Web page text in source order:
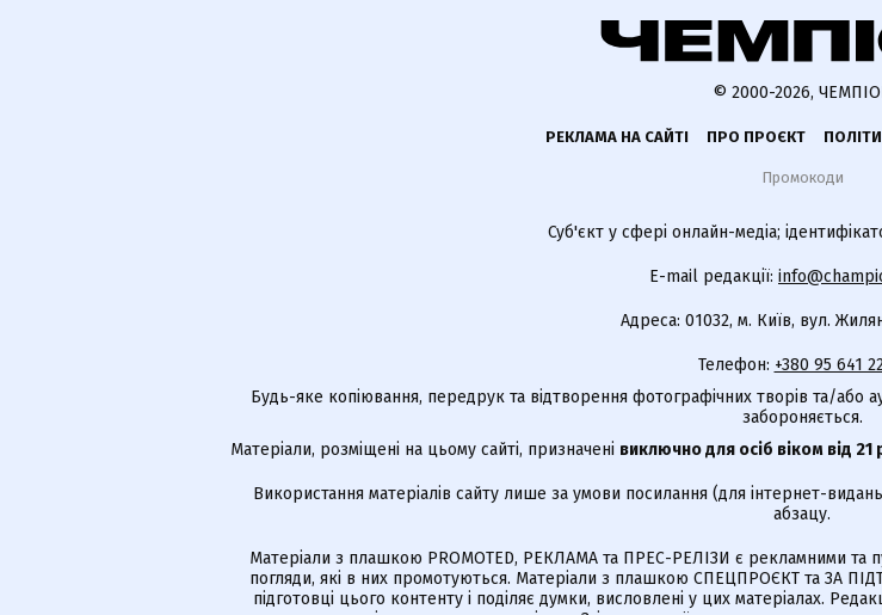
© 2000-2026,
РЕКЛАМА НА САЙТІ ПРО ПРОЄКТ
Промокоди
Суб'єкт у сфері онлайн-медіа;
E-mail редакції:
Адреса: 01032, м. Київ, вул.
Телефон: +380 95 641
Будь-яке копіювання, передрук та відтворення фотографічних творів та/або
забороняється.
Матеріали, розміщені на цьому сайті, призначені виключно для осіб віком від 21
Використання матеріалів сайту лише за умови посилання (для інтернет-
абзацу.
Матеріали з плашкою PROMOTED, РЕКЛАМА та ПРЕС-РЕЛІЗИ є рекламними та
погляди, які в них промотуються. Матеріали з плашкою СПЕЦПРОЄКТ та ЗА
підготовці цього контенту і поділяє думки, висловлені у цих матеріалах.